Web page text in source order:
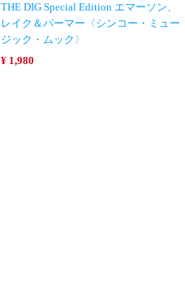
THE DIG Special Edition エマーソン、
レイク＆パーマー〈シンコー・ミュー
ジック・ムック〉
¥ 1,980